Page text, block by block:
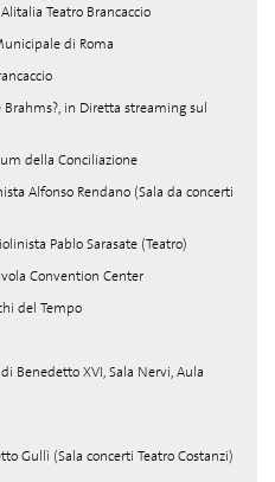
Teatro Brancaccio
di Roma
in Diretta streaming sul
della Conciliazione
Alfonso Rendano (Sala da concerti
Pablo Sarasate (Teatro)
Convention Center
del Tempo
Benedetto XVI, Sala Nervi, Aula
Gullì (Sala concerti Teatro Costanzi)